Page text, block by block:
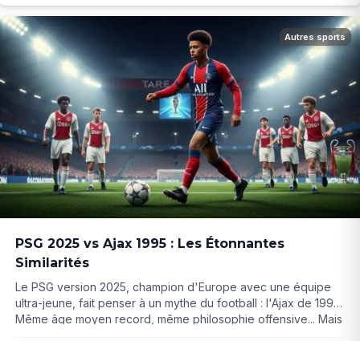
Autres sports
PSG 2025 vs Ajax 1995 : Les Étonnantes
Similarités
Le PSG version 2025, champion d'Europe avec une équipe
ultra-jeune, fait penser à un mythe du football : l'Ajax de 1995.
Même âge moyen record, même philosophie offensive... Mais